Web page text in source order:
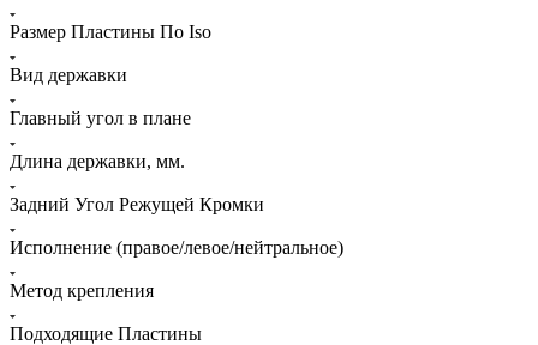
Размер Пластины По Iso
Вид державки
Главный угол в плане
Длина державки, мм.
Задний Угол Режущей Кромки
Исполнение (правое/левое/нейтральное)
Метод крепления
Подходящие Пластины